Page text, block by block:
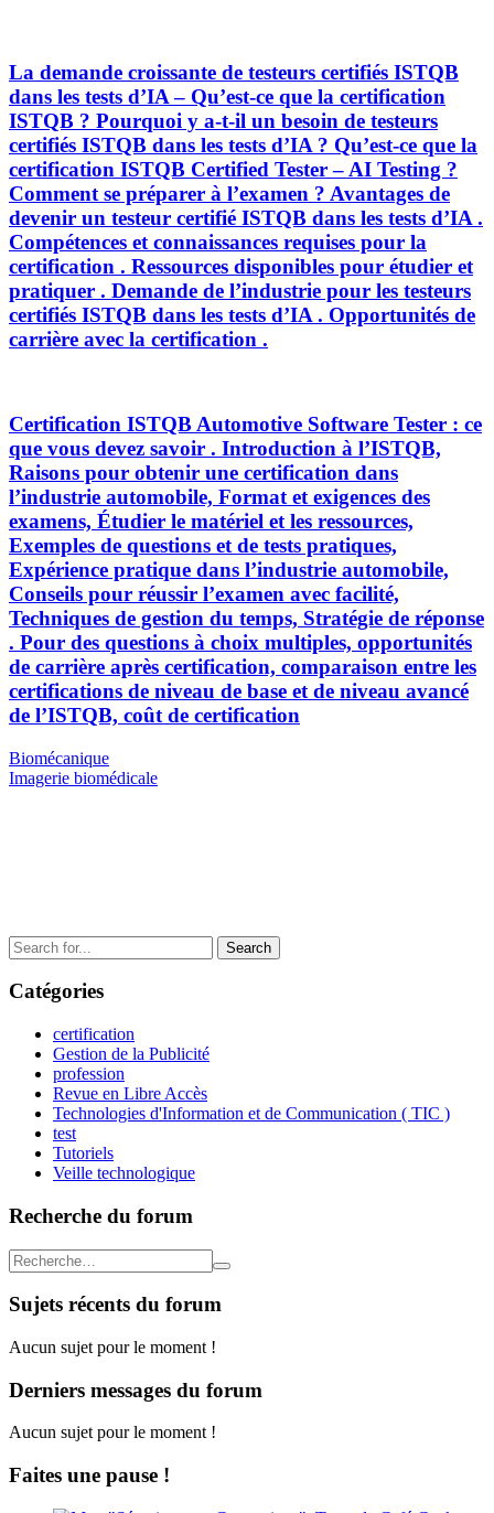
La demande croissante de testeurs certifiés ISTQB
dans les tests d’IA – Qu’est-ce que la certification
ISTQB ? Pourquoi y a-t-il un besoin de testeurs
certifiés ISTQB dans les tests d’IA ? Qu’est-ce que la
certification ISTQB Certified Tester – AI Testing ?
Comment se préparer à l’examen ? Avantages de
devenir un testeur certifié ISTQB dans les tests d’IA .
Compétences et connaissances requises pour la
certification . Ressources disponibles pour étudier et
pratiquer . Demande de l’industrie pour les testeurs
certifiés ISTQB dans les tests d’IA . Opportunités de
carrière avec la certification .
Certification ISTQB Automotive Software Tester : ce
que vous devez savoir . Introduction à l’ISTQB,
Raisons pour obtenir une certification dans
l’industrie automobile, Format et exigences des
examens, Étudier le matériel et les ressources,
Exemples de questions et de tests pratiques,
Expérience pratique dans l’industrie automobile,
Conseils pour réussir l’examen avec facilité,
Techniques de gestion du temps, Stratégie de réponse
. Pour des questions à choix multiples, opportunités
de carrière après certification, comparaison entre les
certifications de niveau de base et de niveau avancé
de l’ISTQB, coût de certification
Navigation
de
Previous
Post
Biomécanique
Next
Imagerie biomédicale
Search
for:
Catégories
certification
Gestion de la Publicité
profession
Revue en Libre Accès
Technologies d'Information et de Communication ( TIC )
test
Tutoriels
Veille technologique
Recherche du forum
Sujets récents du forum
Aucun sujet pour le moment !
Derniers messages du forum
Aucun sujet pour le moment !
Faites une pause !